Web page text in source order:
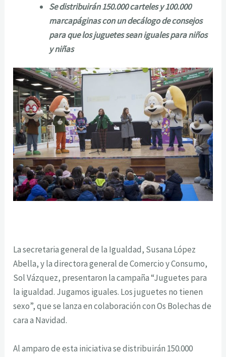
Se distribuirán 150.000 carteles y 100.000
marcapáginas con un decálogo de consejos
para que los juguetes sean iguales para niños
y niñas
La secretaria general de la Igualdad, Susana López
Abella, y la directora general de Comercio y Consumo,
Sol Vázquez, presentaron la campaña “Juguetes para
la igualdad. Jugamos iguales. Los juguetes no tienen
sexo”, que se lanza en colaboración con Os Bolechas de
cara a Navidad.
Al amparo de esta iniciativa se distribuirán 150.000